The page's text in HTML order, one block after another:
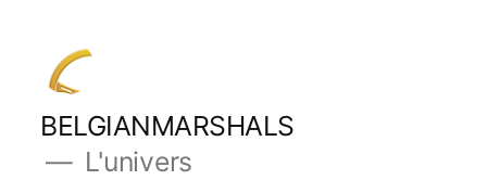
contenu
BELGIANMARSHALS
L'univers